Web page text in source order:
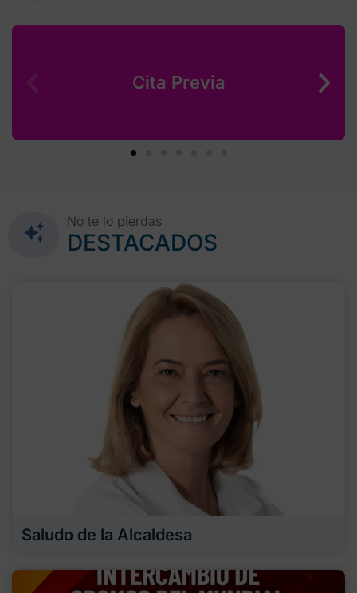
Cita Previa
No te lo pierdas
DESTACADOS
Saludo de la Alcaldesa